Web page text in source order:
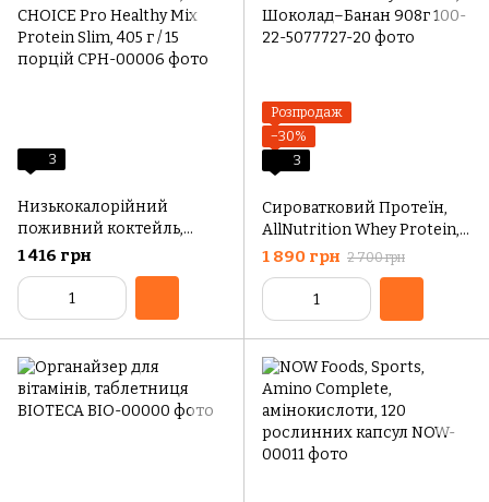
3
Низькокалорійний
поживний коктейль,
CHOICE Pro Healthy Mix
Protein Slim, 405 г / 15
порцій
1 416 грн
Розпродаж
−30%
3
Сироватковий Протеїн,
AllNutrition Whey Protein,
Шоколад–Банан 908г
1 890 грн 2 700 грн